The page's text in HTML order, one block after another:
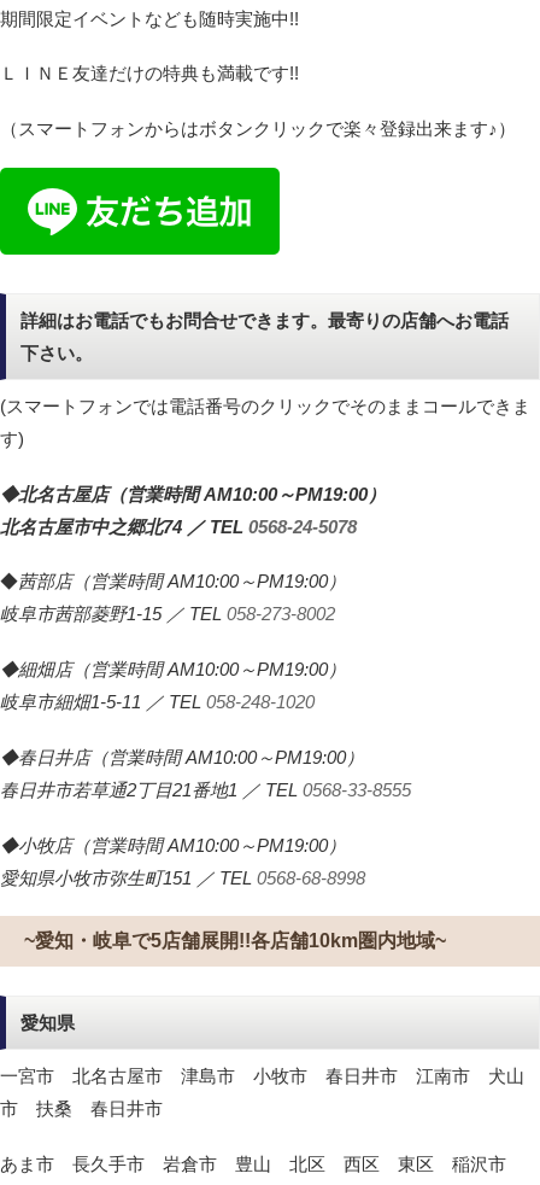
期間限定イベントなども随時実施中!!
ＬＩＮＥ友達だけの特典も満載です!!
（スマートフォンからはボタンクリックで楽々登録出来ます♪）
詳細はお電話でもお問合せできます。最寄りの店舗へお電話
下さい。
(スマートフォンでは電話番号のクリックでそのままコールできま
す)
◆北名古屋店（営業時間 AM10:00～PM19:00）
北名古屋市中之郷北74 ／ TEL 0568-24-5078
◆茜部店（営業時間 AM10:00～PM19:00）
岐阜市茜部菱野1-15 ／ TEL 058-273-8002
◆細畑店（営業時間 AM10:00～PM19:00）
岐阜市細畑1-5-11 ／ TEL 058-248-1020
◆春日井店（営業時間 AM10:00～PM19:00）
春日井市若草通2丁目21番地1 ／ TEL 0568-33-8555
◆小牧店（営業時間 AM10:00～PM19:00）
愛知県小牧市弥生町151 ／ TEL 0568-68-8998
~愛知・岐阜で5店舗展開!!各店舗10km圏内地域~
愛知県
一宮市 北名古屋市 津島市 小牧市 春日井市 江南市 犬山
市 扶桑 春日井市
あま市 長久手市 岩倉市 豊山 北区 西区 東区 稲沢市